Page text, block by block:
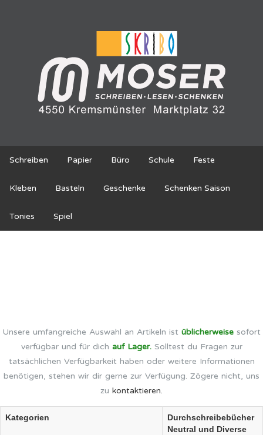
Schreiben Papier Büro Schule Feste
Kleben Basteln Geschenke Schenken Saison
Tonies Spiel
Unsere umfangreiche Auswahl an Artikeln ist üblicherweise sofort
verfügbar und für dich auf Lager.Solltest du Fragen zur
tatsächlichen Verfügbarkeit haben oder weitere Informationen
benötigen, stehen wir dir gerne zur Verfügung. Zögere nicht, uns
zu kontaktieren.
Kategorien
Durchschreibebücher
Neutral und Diverse